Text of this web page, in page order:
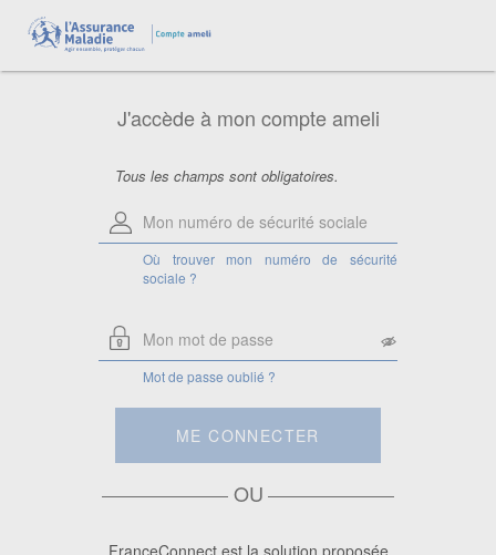
J'accède à mon compte ameli
Tous les champs sont obligatoires.
Où trouver mon numéro de sécurité
sociale ?
sociale
Saisissez votre numéro de sécurité
Attention, si vous êtes ayant droit,
saisissez le numéro de sécurité sociale
rattaché.
Mot de passe oublié ?
ME CONNECTER
OU
FranceConnect est la solution proposée